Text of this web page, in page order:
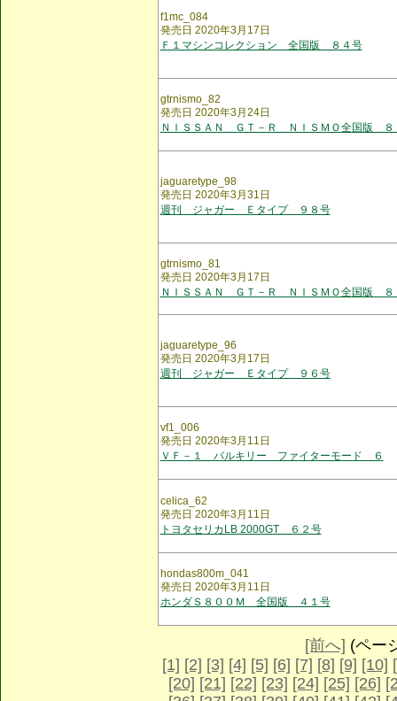
f1mc_084
発売日 2020年3月17日
Ｆ１マシンコレクション 全国版 ８４号
gtrnismo_82
発売日 2020年3月24日
ＮＩＳＳＡＮ ＧＴ－Ｒ ＮＩＳＭＯ全国版 ８
jaguaretype_98
発売日 2020年3月31日
週刊 ジャガー Ｅタイプ ９８号
gtrnismo_81
発売日 2020年3月17日
ＮＩＳＳＡＮ ＧＴ－Ｒ ＮＩＳＭＯ全国版 ８
jaguaretype_96
発売日 2020年3月17日
週刊 ジャガー Ｅタイプ ９６号
vf1_006
発売日 2020年3月11日
ＶＦ－１ バルキリー ファイターモード ６
celica_62
発売日 2020年3月11日
トヨタセリカLB 2000GT ６２号
hondas800m_041
発売日 2020年3月11日
ホンダＳ８００Ｍ 全国版 ４１号
[前へ] (ペー
[1] [2] [3] [4] [5] [6] [7] [8] [9] [10]
[20] [21] [22] [23] [24] [25] [26]